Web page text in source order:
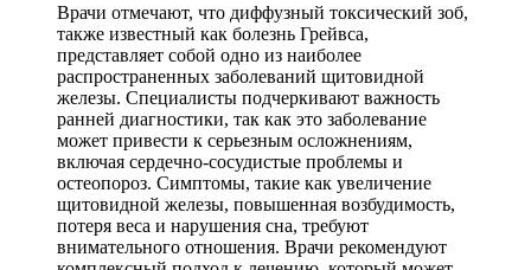
Врачи отмечают, что диффузный токсический зоб,
также известный как болезнь Грейвса,
представляет собой одно из наиболее
распространенных заболеваний щитовидной
железы. Специалисты подчеркивают важность
ранней диагностики, так как это заболевание
может привести к серьезным осложнениям,
включая сердечно-сосудистые проблемы и
остеопороз. Симптомы, такие как увеличение
щитовидной железы, повышенная возбудимость,
потеря веса и нарушения сна, требуют
внимательного отношения. Врачи рекомендуют